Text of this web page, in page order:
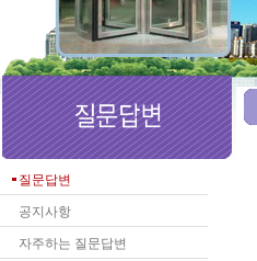
질문답변
공지사항
자주하는 질문답변